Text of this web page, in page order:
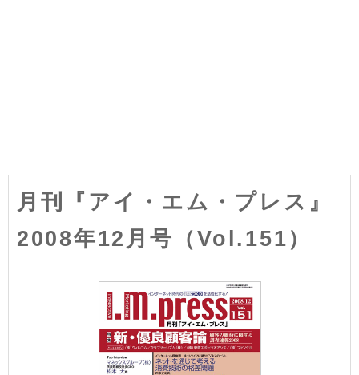
月刊『アイ・エム・プレス』
2008年12月号（Vol.151）